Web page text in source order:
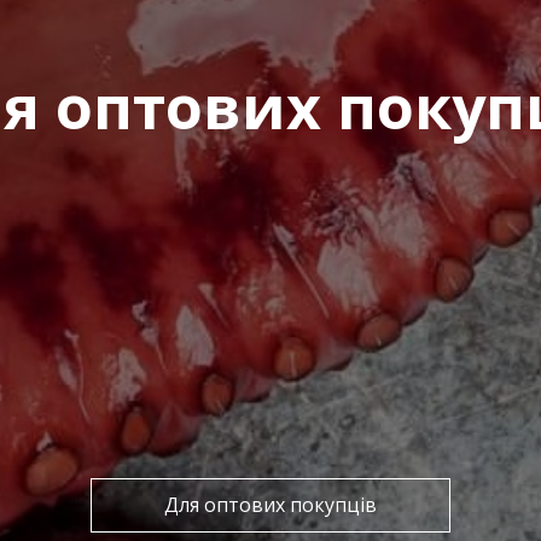
оптових
Для оптових покупців